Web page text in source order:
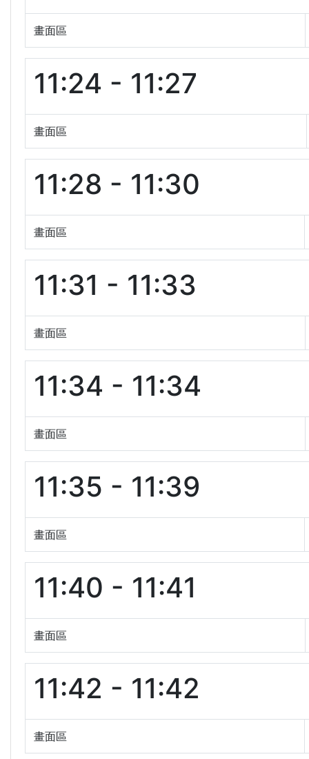
畫面區
11:24 - 11:27
畫面區
11:28 - 11:30
畫面區
11:31 - 11:33
畫面區
11:34 - 11:34
畫面區
11:35 - 11:39
畫面區
11:40 - 11:41
畫面區
11:42 - 11:42
畫面區